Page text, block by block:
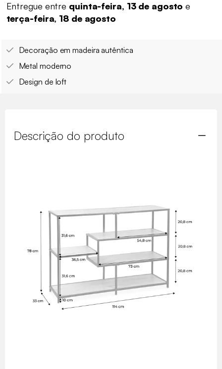
Entregue entre quinta-feira, 13 de agostoe
terça-feira, 18 de agosto
Decoração em madeira autêntica
Metal moderno
Design de loft
Descrição do produto